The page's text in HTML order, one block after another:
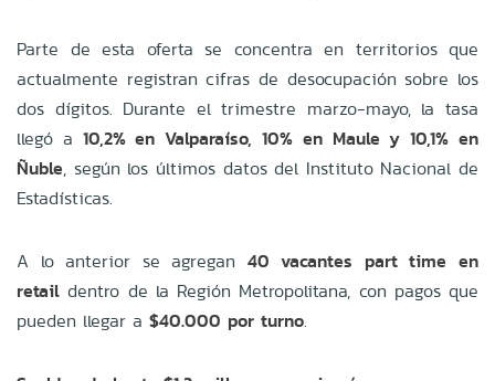
Parte de esta oferta se concentra en territorios que
actualmente registran cifras de desocupación sobre los
dos dígitos. Durante el trimestre marzo-mayo, la tasa
llegó a 10,2% en Valparaíso, 10% en Maule y 10,1% en
Ñuble, según los últimos datos del Instituto Nacional de
Estadísticas.
A lo anterior se agregan 40 vacantes part time en
retail dentro de la Región Metropolitana, con pagos que
pueden llegar a $40.000 por turno.